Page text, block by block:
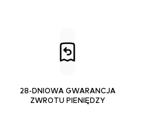
28-DNIOWA GWARANCJA
ZWROTU PIENIĘDZY